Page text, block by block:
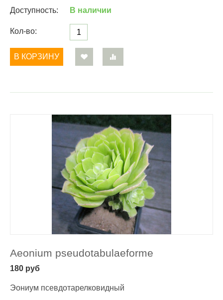
Доступность:
В наличии
Кол-во:
В КОРЗИНУ
Aeonium pseudotabulaeforme
180 руб
Эониум псевдотарелковидный